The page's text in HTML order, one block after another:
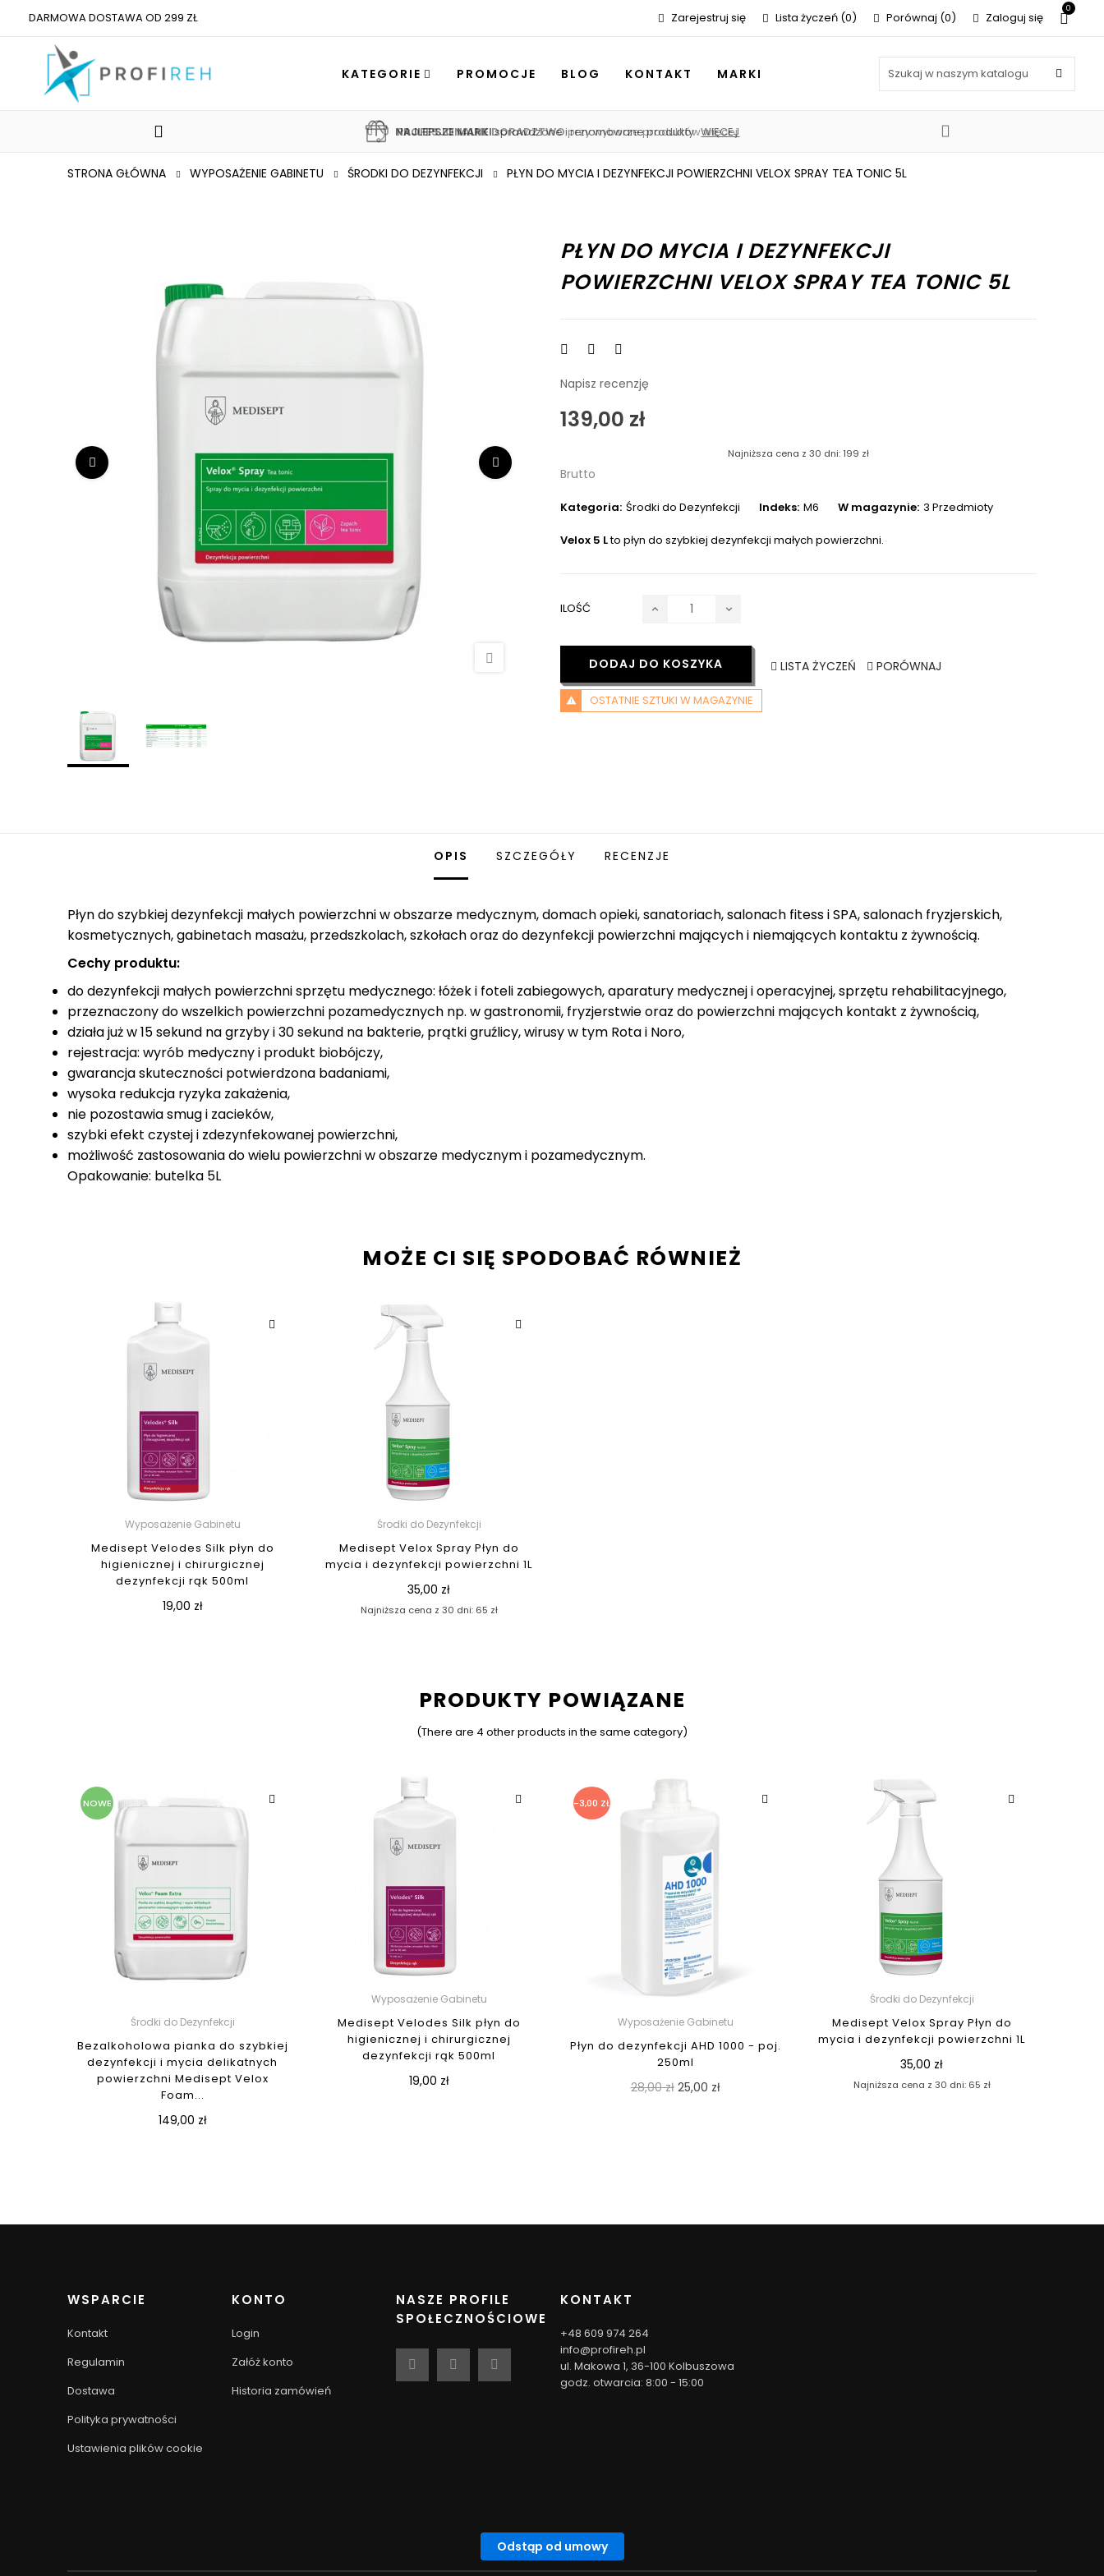
DARMOWA DOSTAWA OD 299 ZŁ Zarejestruj się Lista życzeń 0 Porównaj 0 Zaloguj się
0
KATEGORIE PROMOCJE BLOG KONTAKT MARKI
SZYBKA DOSTAWA 24Hkurier lub paczkomat WIĘCEJ
PROFESJONALNE DORADZTWOprzy wyborze produktówwięcej
NAJLEPSZE MARKIsprawdzone i renomowane produkty WIECEJ
STRONA GŁÓWNA WYPOSAŻENIE GABINETU ŚRODKI DO DEZYNFEKCJI PŁYN DO MYCIA I DEZYNFEKCJI POWIERZCHNI VELOX SPRAY TEA TONIC 5L
PŁYN DO MYCIA I DEZYNFEKCJI
POWIERZCHNI VELOX SPRAY TEA TONIC 5L
Napisz recenzję
139,00 zł
Najniższa cena z 30 dni: 199 zł
Brutto
Kategoria: Środki do Dezynfekcji Indeks: M6 W magazynie: 3 Przedmioty
Velox 5 Lto płyn do szybkiej dezynfekcji małych powierzchni.
ILOŚĆ
DODAJ DO KOSZYKA LISTA ŻYCZEŃ PORÓWNAJ
OSTATNIE SZTUKI W MAGAZYNIE
OPIS SZCZEGÓŁY RECENZJE
Płyn do szybkiej dezynfekcji małych powierzchni w obszarze medycznym, domach opieki, sanatoriach, salonach fitess i SPA, salonach fryzjerskich,
kosmetycznych, gabinetach masażu, przedszkolach, szkołach oraz do dezynfekcji powierzchni mających i niemających kontaktu z żywnością.
Cechy produktu:
do dezynfekcji małych powierzchni sprzętu medycznego: łóżek i foteli zabiegowych, aparatury medycznej i operacyjnej, sprzętu rehabilitacyjnego,
przeznaczony do wszelkich powierzchni pozamedycznych np. w gastronomii, fryzjerstwie oraz do powierzchni mających kontakt z żywnością,
działa już w 15 sekund na grzyby i 30 sekund na bakterie, prątki gruźlicy, wirusy w tym Rota i Noro,
rejestracja: wyrób medyczny i produkt biobójczy,
gwarancja skuteczności potwierdzona badaniami,
wysoka redukcja ryzyka zakażenia,
nie pozostawia smug i zacieków,
szybki efekt czystej i zdezynfekowanej powierzchni,
możliwość zastosowania do wielu powierzchni w obszarze medycznym i pozamedycznym.
Opakowanie: butelka 5L
MOŻE CI SIĘ SPODOBAĆ RÓWNIEŻ
Wyposażenie Gabinetu
Medisept Velodes Silk płyn do
higienicznej i chirurgicznej
dezynfekcji rąk 500ml
19,00 zł
Środki do Dezynfekcji
Medisept Velox Spray Płyn do
mycia i dezynfekcji powierzchni 1L
35,00 zł
Najniższa cena z 30 dni: 65 zł
PRODUKTY POWIĄZANE
(There are 4 other products in the same category)
NOWE
Środki do Dezynfekcji
Bezalkoholowa pianka do szybkiej
dezynfekcji i mycia delikatnych
powierzchni Medisept Velox
Foam...
149,00 zł
Wyposażenie Gabinetu
Medisept Velodes Silk płyn do
higienicznej i chirurgicznej
dezynfekcji rąk 500ml
19,00 zł
-3,00 ZŁ
Wyposażenie Gabinetu
Płyn do dezynfekcji AHD 1000 - poj.
250ml
28,00 zł 25,00 zł
Środki do Dezynfekcji
Medisept Velox Spray Płyn do
mycia i dezynfekcji powierzchni 1L
35,00 zł
Najniższa cena z 30 dni: 65 zł
WSPARCIE
Kontakt
Regulamin
Dostawa
Polityka prywatności
Ustawienia plików cookie
KONTO
Login
Załóż konto
Historia zamówień
NASZE PROFILE
SPOŁECZNOŚCIOWE
KONTAKT
+48 609 974 264
info@profireh.pl
ul. Makowa 1, 36-100 Kolbuszowa
godz. otwarcia: 8:00 - 15:00
Odstąp od umowy